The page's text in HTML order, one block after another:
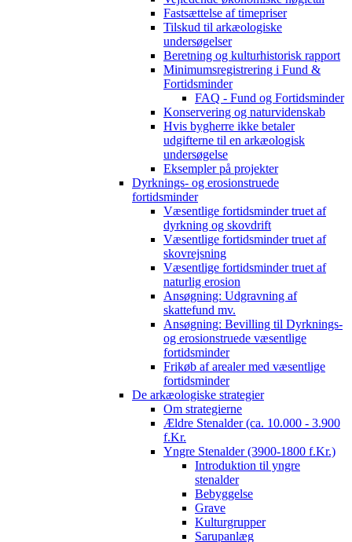
Fastsættelse af timepriser
Tilskud til arkæologiske
undersøgelser
Beretning og kulturhistorisk rapport
Minimumsregistrering i Fund &
Fortidsminder
FAQ - Fund og Fortidsminder
Konservering og naturvidenskab
Hvis bygherre ikke betaler
udgifterne til en arkæologisk
undersøgelse
Eksempler på projekter
Dyrknings- og erosionstruede
fortidsminder
Væsentlige fortidsminder truet af
dyrkning og skovdrift
Væsentlige fortidsminder truet af
skovrejsning
Væsentlige fortidsminder truet af
naturlig erosion
Ansøgning: Udgravning af
skattefund mv.
Ansøgning: Bevilling til Dyrknings-
og erosionstruede væsentlige
fortidsminder
Frikøb af arealer med væsentlige
fortidsminder
De arkæologiske strategier
Om strategierne
Ældre Stenalder (ca. 10.000 - 3.900
f.Kr.
Yngre Stenalder (3900-1800 f.Kr.)
Introduktion til yngre
stenalder
Bebyggelse
Grave
Kulturgrupper
Sarupanlæg